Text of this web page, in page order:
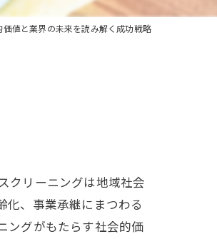
値と業界の未来を読み解く成功戦略
クリーニングは地域社会
化、事業承継にまつわる
ングがもたらす社会的価